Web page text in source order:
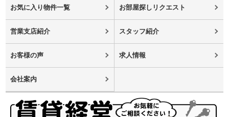
お気に入り物件一覧 お部屋探しリクエスト
営業支店紹介 スタッフ紹介
お客様の声 求人情報
会社案内